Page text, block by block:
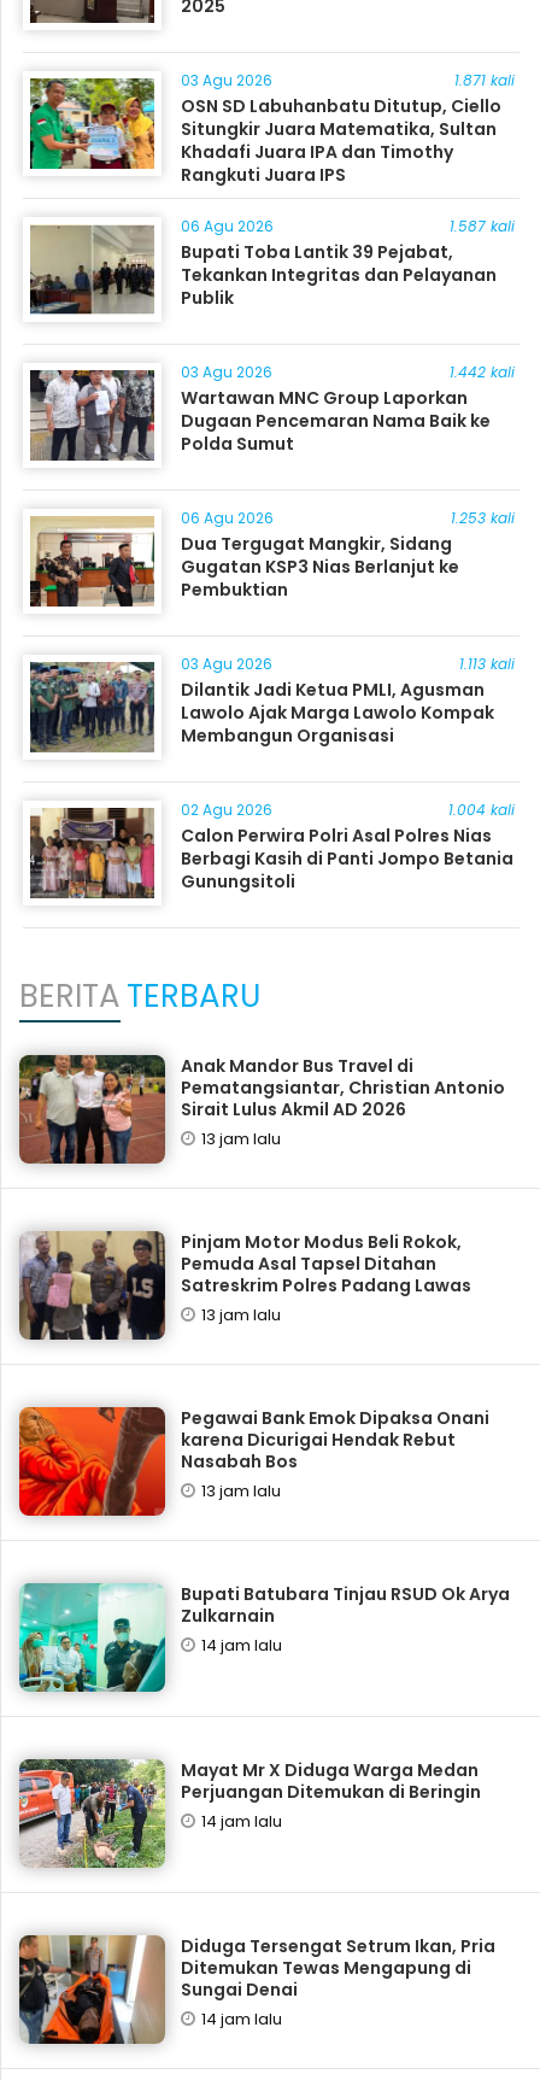
2025
03 Agu 2026 1.871 kali
OSN SD Labuhanbatu Ditutup, Ciello
Situngkir Juara Matematika, Sultan
Khadafi Juara IPA dan Timothy
Rangkuti Juara IPS
06 Agu 2026 1.587 kali
Bupati Toba Lantik 39 Pejabat,
Tekankan Integritas dan Pelayanan
Publik
03 Agu 2026 1.442 kali
Wartawan MNC Group Laporkan
Dugaan Pencemaran Nama Baik ke
Polda Sumut
06 Agu 2026 1.253 kali
Dua Tergugat Mangkir, Sidang
Gugatan KSP3 Nias Berlanjut ke
Pembuktian
03 Agu 2026 1.113 kali
Dilantik Jadi Ketua PMLI, Agusman
Lawolo Ajak Marga Lawolo Kompak
Membangun Organisasi
02 Agu 2026 1.004 kali
Calon Perwira Polri Asal Polres Nias
Berbagi Kasih di Panti Jompo Betania
Gunungsitoli
BERITATERBARU
Anak Mandor Bus Travel di
Pematangsiantar, Christian Antonio
Sirait Lulus Akmil AD 2026
13 jam lalu
Pinjam Motor Modus Beli Rokok,
Pemuda Asal Tapsel Ditahan
Satreskrim Polres Padang Lawas
13 jam lalu
Pegawai Bank Emok Dipaksa Onani
karena Dicurigai Hendak Rebut
Nasabah Bos
13 jam lalu
Bupati Batubara Tinjau RSUD Ok Arya
Zulkarnain
14 jam lalu
Mayat Mr X Diduga Warga Medan
Perjuangan Ditemukan di Beringin
14 jam lalu
Diduga Tersengat Setrum Ikan, Pria
Ditemukan Tewas Mengapung di
Sungai Denai
14 jam lalu